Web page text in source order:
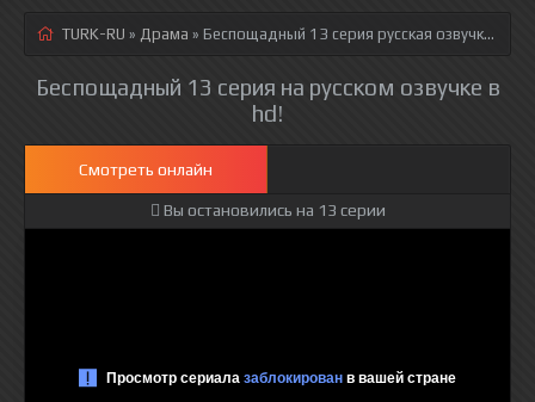
TURK-RU » Драма » Беспощадный 13 серия русская озвучка полностью смотреть онлайн!
Беспощадный 13 серия на русском озвучке в
hd!
Смотреть онлайн
Вы остановились на 13 серии